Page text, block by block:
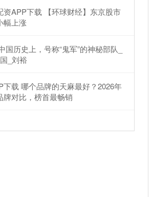
资APP下载 【环球财经】东京股市
幅上涨
国历史上，号称“鬼军”的神秘部队_
_刘裕
下载 哪个品牌的天麻最好？2026年
牌对比，榜首最畅销